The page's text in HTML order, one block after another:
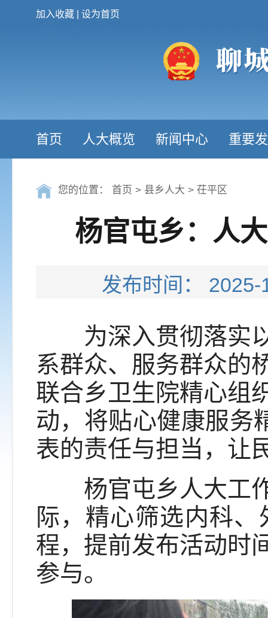
加入收藏 设为首页
首页 人大概览 新闻中心 重要
您的位置： 首页 > 县乡人大 > 茌平区
杨官屯乡：人
发布时间：
为深入贯彻落实以
系群众、服务群众的
联合乡卫生院精心组
动，将贴心健康服务
表的责任与担当，让
杨官屯乡人大工作
际，精心筛选内科
程，提前发布活动时
参与。